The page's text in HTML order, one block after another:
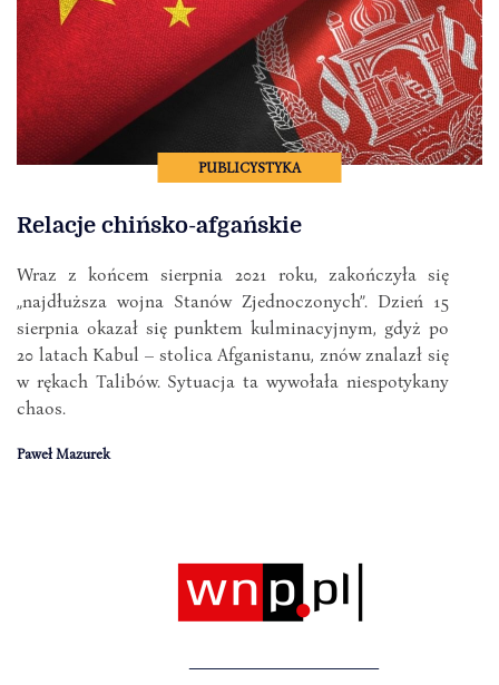
PUBLICYSTYKA
Relacje chińsko-afgańskie
Wraz z końcem sierpnia 2021 roku, zakończyła się
„najdłuższa wojna Stanów Zjednoczonych”. Dzień 15
sierpnia okazał się punktem kulminacyjnym, gdyż po
20 latach Kabul – stolica Afganistanu, znów znalazł się
w rękach Talibów. Sytuacja ta wywołała niespotykany
chaos.
Paweł Mazurek